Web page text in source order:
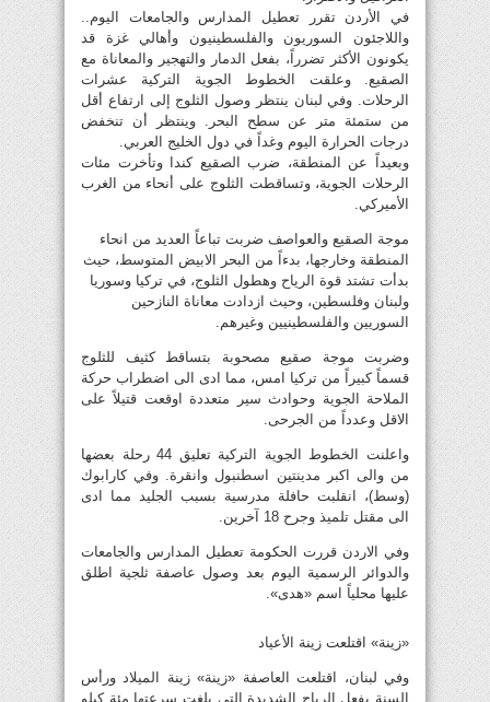
في الأردن تقرر تعطيل المدارس والجامعات اليوم..
واللاجئون السوريون والفلسطينيون وأهالي غزة قد
يكونون الأكثر تضرراً، بفعل الدمار والتهجير والمعاناة مع
الصقيع. وعلقت الخطوط الجوية التركية عشرات
الرحلات. وفي لبنان ينتظر وصول الثلوج إلى ارتفاع أقل
من ستمئة متر عن سطح البحر. وينتظر أن تنخفض
درجات الحرارة اليوم وغداً في دول الخليج العربي.
وبعيداً عن المنطقة، ضرب الصقيع كندا وتأخرت مئات
الرحلات الجوية، وتساقطت الثلوج على أنحاء من الغرب
الأميركي.
موجة الصقيع والعواصف ضربت تباعاً العديد من انحاء
المنطقة وخارجها، بدءاً من البحر الابيض المتوسط، حيث
بدأت تشتد قوة الرياح وهطول الثلوج، في تركيا وسوريا
ولبنان وفلسطين، وحيث ازدادت معاناة النازحين
السوريين والفلسطينيين وغيرهم.
وضربت موجة صقيع مصحوبة بتساقط كثيف للثلوج
قسماً كبيراً من تركيا امس، مما ادى الى اضطراب حركة
الملاحة الجوية وحوادث سير متعددة اوقعت قتيلاً على
الاقل وعدداً من الجرحى.
واعلنت الخطوط الجوية التركية تعليق 44 رحلة بعضها
من والى اكبر مدينتين اسطنبول وانقرة. وفي كارابوك
(وسط)، انقلبت حافلة مدرسية بسبب الجليد مما ادى
الى مقتل تلميذ وجرح 18 آخرين.
وفي الاردن قررت الحكومة تعطيل المدارس والجامعات
والدوائر الرسمية اليوم بعد وصول عاصفة ثلجية اطلق
عليها محلياً اسم «هدى».
«زينة» اقتلعت زينة الأعياد
وفي لبنان، اقتلعت العاصفة «زينة» زينة الميلاد ورأس
السنة بفعل الرياح الشديدة التي بلغت سرعتها مئة كيلو